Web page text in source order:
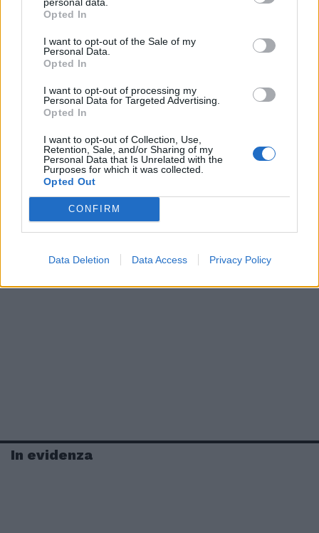
Opted In
I want to opt-out of the Sale of my
Personal Data.
Opted In
I want to opt-out of processing my
Personal Data for Targeted Advertising.
Opted In
I want to opt-out of Collection, Use,
Retention, Sale, and/or Sharing of my
Personal Data that Is Unrelated with the
Purposes for which it was collected.
Opted Out
CONFIRM
Data Deletion Data Access Privacy Policy
In evidenza